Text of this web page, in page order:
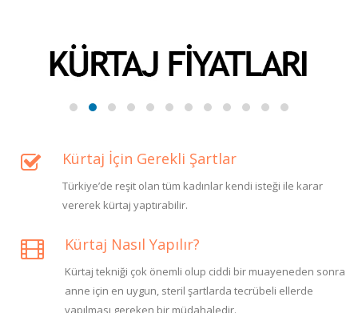
Kürtaj İçin Gerekli Şartlar
Türkiye’de reşit olan tüm kadınlar kendi isteği ile karar
vererek kürtaj yaptırabilir.
Kürtaj Nasıl Yapılır?
Kürtaj tekniği çok önemli olup ciddi bir muayeneden sonra
anne için en uygun, steril şartlarda tecrübeli ellerde
yapılması gereken bir müdahaledir.